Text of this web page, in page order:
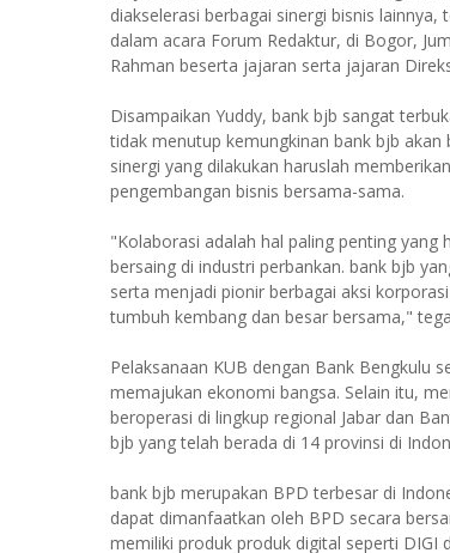
diakselerasi berbagai sinergi bisnis
dalam acara Forum Redaktur, di Bogor,
Rahman beserta jajaran serta jajaran
Disampaikan Yuddy, bank bjb sangat
tidak menutup kemungkinan bank bjb
sinergi yang dilakukan haruslah
pengembangan bisnis bersama-sama.
"Kolaborasi adalah hal paling penting
bersaing di industri perbankan. bank bjb
serta menjadi pionir berbagai aksi
tumbuh kembang dan besar bersama,"
Pelaksanaan KUB dengan Bank Bengkulu
memajukan ekonomi bangsa. Selain itu,
beroperasi di lingkup regional Jabar dan
bjb yang telah berada di 14 provinsi di
bank bjb merupakan BPD terbesar di
dapat dimanfaatkan oleh BPD secara
memiliki produk produk digital seperti DIGI